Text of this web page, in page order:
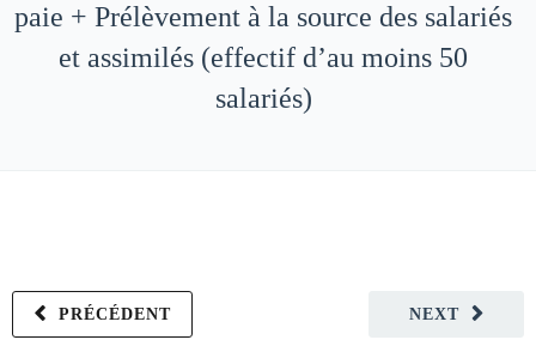
paie + Prélèvement à la source des salariés
et assimilés (effectif d’au moins 50
salariés)
NEXT
PRÉCÉDENT